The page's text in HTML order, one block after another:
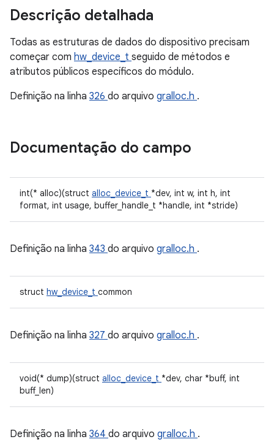
Descrição detalhada
Todas as estruturas de dados do dispositivo precisam
começar com hw_device_t seguido de métodos e
atributos públicos específicos do módulo.
Definição na linha 326 do arquivo gralloc.h .
Documentação do campo
int(* alloc)(struct alloc_device_t *dev, int w, int h, int
format, int usage, buffer_handle_t *handle, int *stride)
Definição na linha 343 do arquivo gralloc.h .
struct hw_device_t common
Definição na linha 327 do arquivo gralloc.h .
void(* dump)(struct alloc_device_t *dev, char *buff, int
buff_len)
Definição na linha 364 do arquivo gralloc.h .